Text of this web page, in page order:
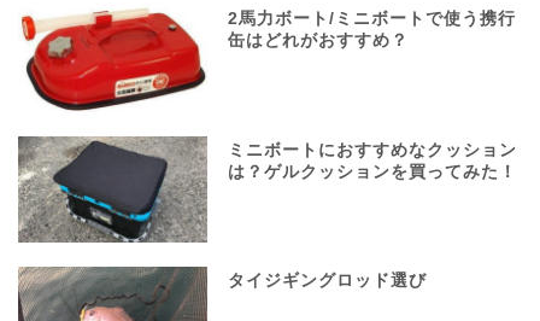
2馬力ボート/ミニボートで使う携行
缶はどれがおすすめ？
ミニボートにおすすめなクッション
は？ゲルクッションを買ってみた！
タイジギングロッド選び